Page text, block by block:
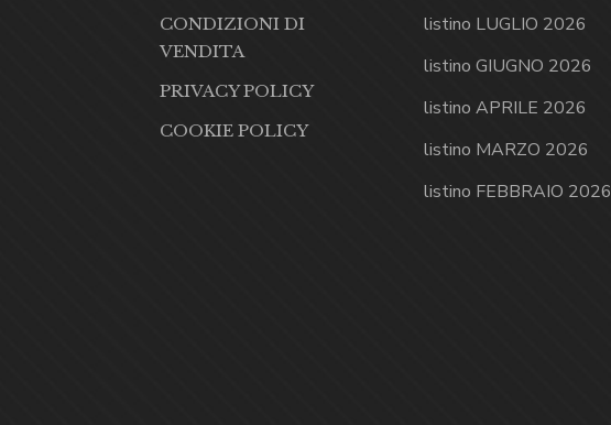
CONDIZIONI DI
VENDITA
PRIVACY POLICY
COOKIE POLICY
listino LUGLIO 2026
listino GIUGNO 2026
listino APRILE 2026
listino MARZO 2026
listino FEBBRAIO 2026